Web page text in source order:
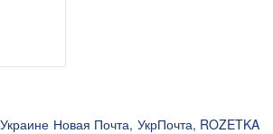
Новая Почта, УкрПочта, ROZETKA